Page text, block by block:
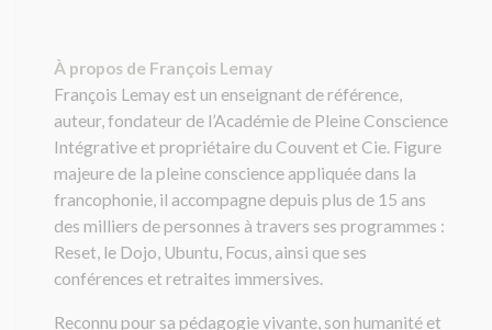
À propos de François Lemay
François Lemay est un enseignant de référence,
auteur, fondateur de l’Académie de Pleine Conscience
Intégrative et propriétaire du Couvent et Cie. Figure
majeure de la pleine conscience appliquée dans la
francophonie, il accompagne depuis plus de 15 ans
des milliers de personnes à travers ses programmes :
Reset, le Dojo, Ubuntu, Focus, ainsi que ses
conférences et retraites immersives.
Reconnu pour sa pédagogie vivante, son humanité et